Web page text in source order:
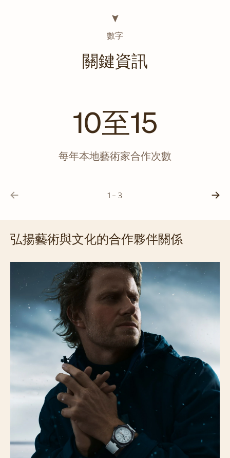
數字
關鍵資訊
10至15
每年本地藝術家合作次數
1 - 3
弘揚藝術與文化的合作夥伴關係